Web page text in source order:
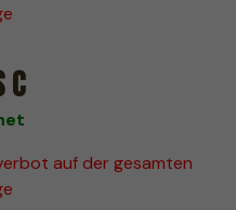
auf der gesamten